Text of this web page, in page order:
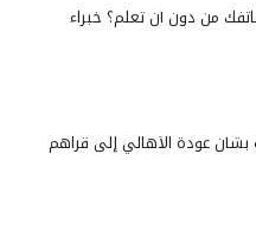
من دون أن تعلم؟ خبراء
عودة الأهالي إلى قراهم